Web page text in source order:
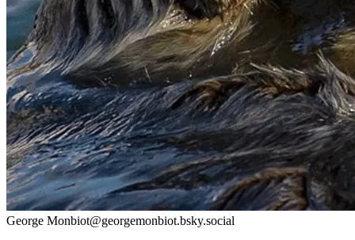
George Monbiot@georgemonbiot.bsky.social